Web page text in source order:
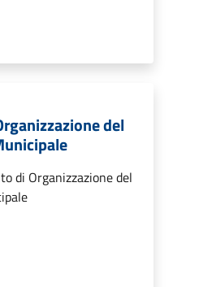
del
di Organizzazione del